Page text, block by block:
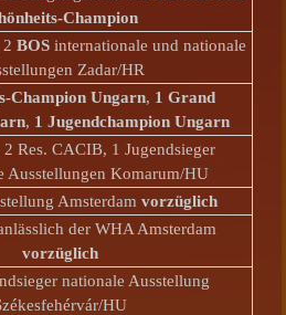
Champion
BOSinternationale und nationale
Zadar/HR
Champion Ungarn, 1 Grand
, 1 Jugendchampion Ungarn
Res. CACIB, 1 Jugendsieger
Ausstellungen Komarum/HU
Amsterdam vorzüglich
der WHA Amsterdam
vorzüglich
nationale Ausstellung
HU